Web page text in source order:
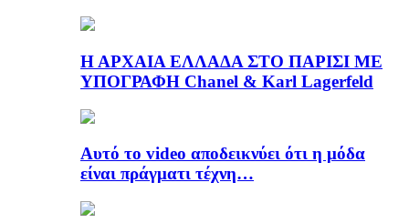
Η ΑΡΧΑΙΑ ΕΛΛΑΔΑ ΣΤΟ ΠΑΡΙΣΙ ΜΕ
ΥΠΟΓΡΑΦΗ Chanel & Karl Lagerfeld
Αυτό το video αποδεικνύει ότι η μόδα
είναι πράγματι τέχνη…